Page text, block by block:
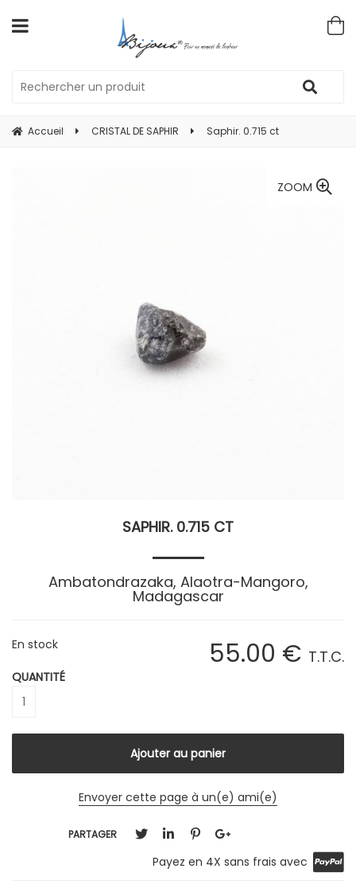
Accueil CRISTAL DE SAPHIR Saphir. 0.715 ct
ZOOM
SAPHIR. 0.715 CT
Ambatondrazaka, Alaotra-Mangoro,
Madagascar
55.00 € T.T.C.
En stock
QUANTITÉ
Envoyer cette page à un(e) ami(e)
PARTAGER
Payez en 4X sans frais avec